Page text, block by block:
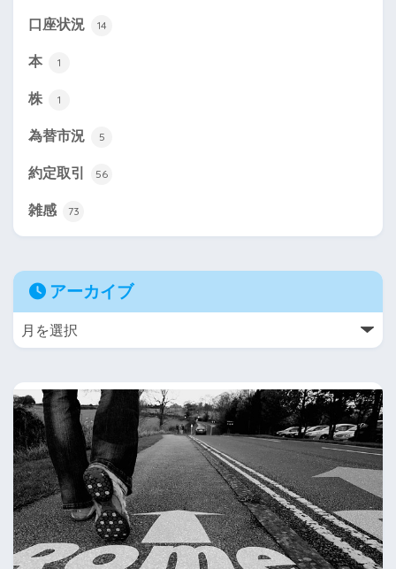
口座状況 14
本 1
株 1
為替市況 5
約定取引 56
雑感 73
アーカイブ